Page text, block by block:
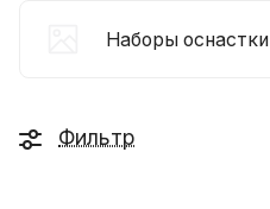
Наборы оснастки
Фильтр